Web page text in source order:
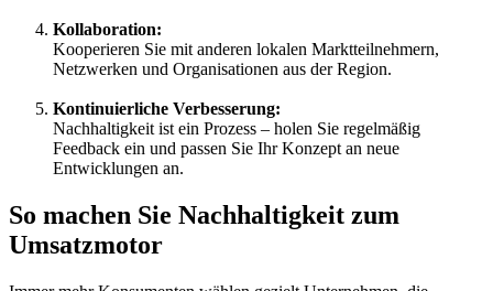
Kollaboration:
Kooperieren Sie mit anderen lokalen Marktteilnehmern,
Netzwerken und Organisationen aus der Region.
Kontinuierliche Verbesserung:
Nachhaltigkeit ist ein Prozess – holen Sie regelmäßig
Feedback ein und passen Sie Ihr Konzept an neue
Entwicklungen an.
So machen Sie Nachhaltigkeit zum
Umsatzmotor